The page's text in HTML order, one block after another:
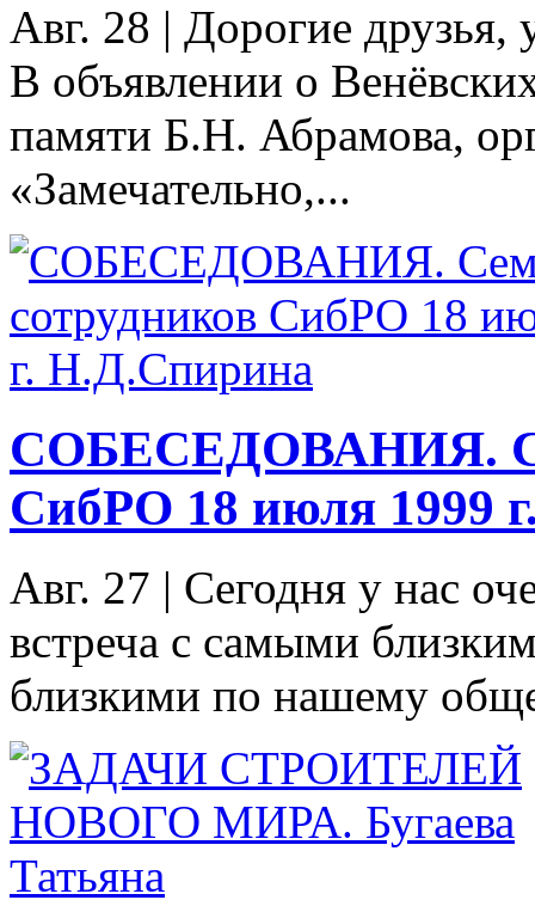
Авг. 28 | Дорогие
В объявлении о
памяти Б.Н. Абрамова,
«Замечательно,...
СОБЕСЕДОВАНИЯ.
СибРО 18 июля 1999
Авг. 27 | Сегодня у нас
встреча с самыми
близкими по нашему